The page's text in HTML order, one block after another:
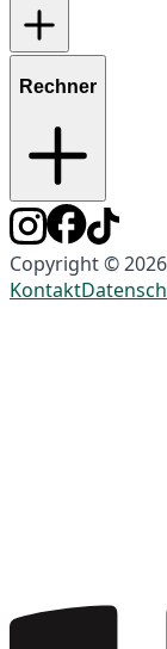
Rechner
Copyright ©
Kontakt